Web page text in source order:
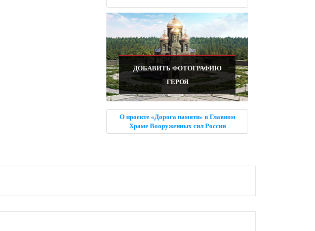
ДОБАВИТЬ ФОТОГРАФИЮ
ГЕРОЯ
О проекте «Дорога памяти» в Главном
Храме Вооруженных сил России